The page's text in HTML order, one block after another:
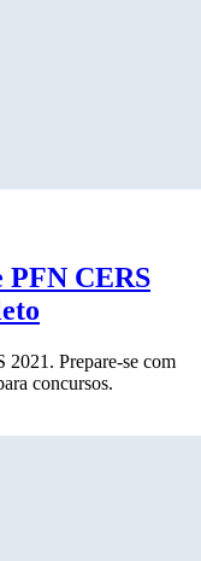
PFN CERS
Prepare-se com
concursos.